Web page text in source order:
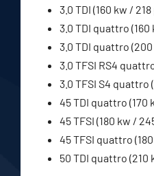
3.0 TDI (160 kw / 218
3.0 TDI quattro (160
3.0 TDI quattro
3.0 TFSI RS4
3.0 TFSI S4 quattro
45 TDI quattro (170
45 TFSI (180 kw /
45 TFSI quattro
50 TDI quattro (210